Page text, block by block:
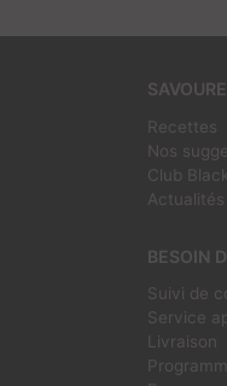
Recettes
Nos
Club
Actualités
BESOIN
Suivi de
Service
Livraison